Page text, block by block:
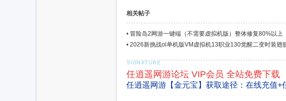
相关帖子
• 冒险岛2网游一键端（不需要虚拟机版）整体修复80%以上
• 2026新挑战ol单机版VM虚拟机13职业130觉醒二变时装翅
任逍遥网游论坛 VIP会员 全站免费下载
任逍遥网游【金元宝】获取途径：在线充值+